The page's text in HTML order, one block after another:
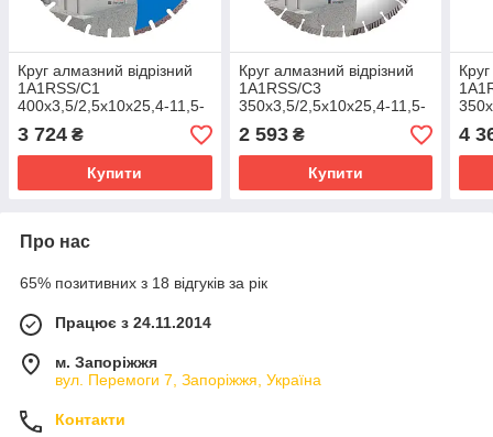
Круг алмазний вiдрiзний
1A1RSS/C1
400x3,5/2,5x10x25,4-11,5-
24 HIT Beton
3 724 ₴
Купити
Круг алмазний вiдрiзний
1A1RSS/C3
350x3,5/2,5x10x25,4-11,5-
24 HIT Universal
2 593₴
Купити
30-
4
Про нас
65% позитивних з 18 відгуків за рік
Працює з 24.11.2014
м. Запоріжжя
вул. Перемоги 7, Запоріжжя, Україна
Контакти